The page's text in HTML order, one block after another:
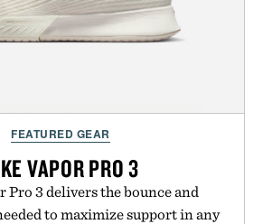
FEATURED GEAR
VAPOR PRO 3
Pro 3 delivers the bounce and
to maximize support in any